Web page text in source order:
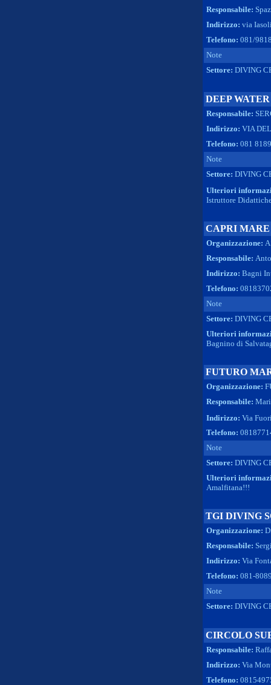
Responsabile:
Indirizzo: via
Telefono: 081/
Note
Settore: DIVING
DEEP
Responsabile:
Indirizzo: VIA
Telefono: 081
Note
Settore: DIVING
Ulteriori
Istruttore
CAPRI
Organizzazione:
Responsabile:
Indirizzo: Bagni
Telefono:
Note
Settore: DIVING
Ulteriori
Bagnino di
FUTURO
Organizzazione:
Responsabile:
Indirizzo: Via
Telefono:
Note
Settore: DIVING
Ulteriori
Amalfitana!!!
TGI DIVING
Organizzazione:
Responsabile:
Indirizzo: Via
Telefono: 081-
Note
Settore: DIVING
CIRCOLO
Responsabile:
Indirizzo: Via
Telefono: